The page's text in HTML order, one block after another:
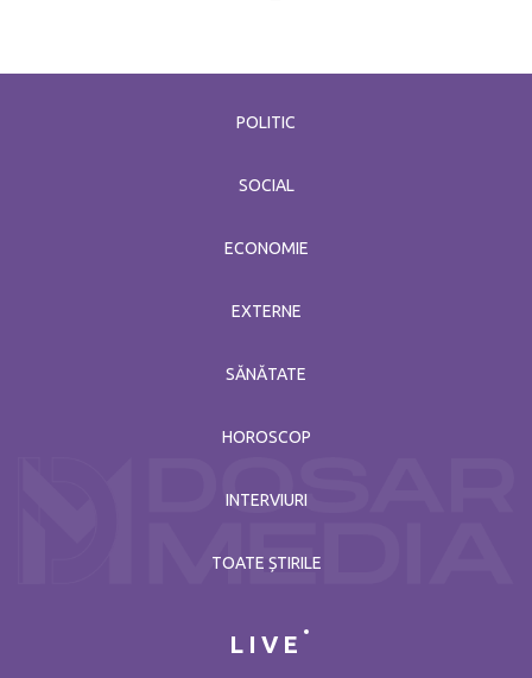
POLITIC
SOCIAL
ECONOMIE
EXTERNE
SĂNĂTATE
HOROSCOP
INTERVIURI
TOATE ȘTIRILE
LIVE